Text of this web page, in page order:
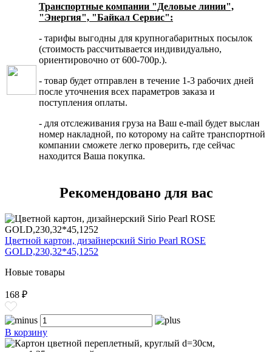
Транспортные компании "Деловые линии",
"Энергия", "Байкал Сервис":
- тарифы выгодны для крупногабаритных посылок
(стоимость рассчитывается индивидуально,
ориентировочно от 600-700р.).
- товар будет отправлен в течение 1-3 рабочих дней
после уточнения всех параметров заказа и
поступления оплаты.
- для отслеживания груза на Ваш e-mail будет выслан
номер накладной, по которому на сайте транспортной
компании сможете легко проверить, где сейчас
находится Ваша покупка.
Рекомендовано для вас
Цветной картон, дизайнерский Sirio Pearl ROSE
GOLD,230,32*45,1252
Новые товары
168 ₽
В корзину